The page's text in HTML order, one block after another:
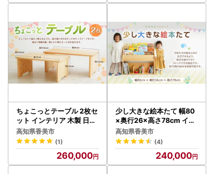
ちょこっとテーブル 2枚セ
ット インテリア 木製 日本
製 家具 木製
高知県香美市
(1)
260,000
少し大きな絵本たて 幅80
×奥行26×高さ78cm イン
テリア 木製 日本製 家具 木
製
高知県香美市
(4)
240,000